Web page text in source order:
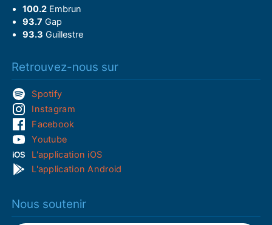
100.2Embrun
93.7 Gap
93.3 Guillestre
Retrouvez-nous sur
Spotify
Instagram
Facebook
Youtube
L'application iOS
L'application Android
Nous soutenir